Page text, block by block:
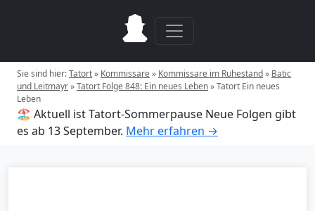
Sie sind hier:Tatort» Kommissare» Kommissare im Ruhestand» Batic
und Leitmayr»Tatort Folge 848: Ein neues Leben»Tatort Ein neues
Leben
🏖️ Aktuell ist Tatort-Sommerpause Neue Folgen gibt
es ab 13 September. Mehr erfahren →